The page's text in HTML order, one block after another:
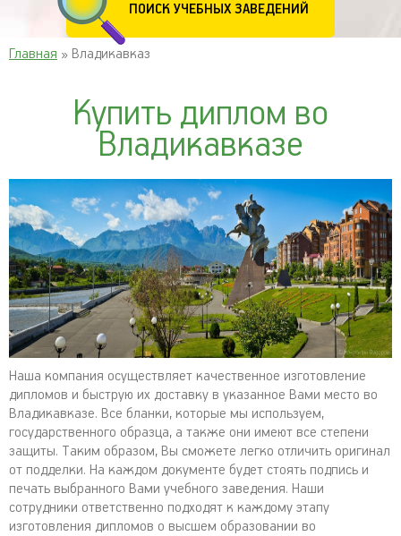
ПОИСК УЧЕБНЫХ ЗАВЕДЕНИЙ
Главная » Владикавказ
Купить диплом во
Владикавказе
Наша компания осуществляет качественное изготовление
дипломов и быструю их доставку в указанное Вами место во
Владикавказе. Все бланки, которые мы используем,
государственного образца, а также они имеют все степени
защиты. Таким образом, Вы сможете легко отличить оригинал
от подделки. На каждом документе будет стоять подпись и
печать выбранного Вами учебного заведения. Наши
сотрудники ответственно подходят к каждому этапу
изготовления дипломов о высшем образовании во